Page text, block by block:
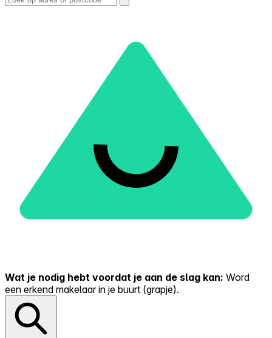
Wat je nodig hebt voordat je aan de slag kan: Word
een erkend makelaar in je buurt (grapje).